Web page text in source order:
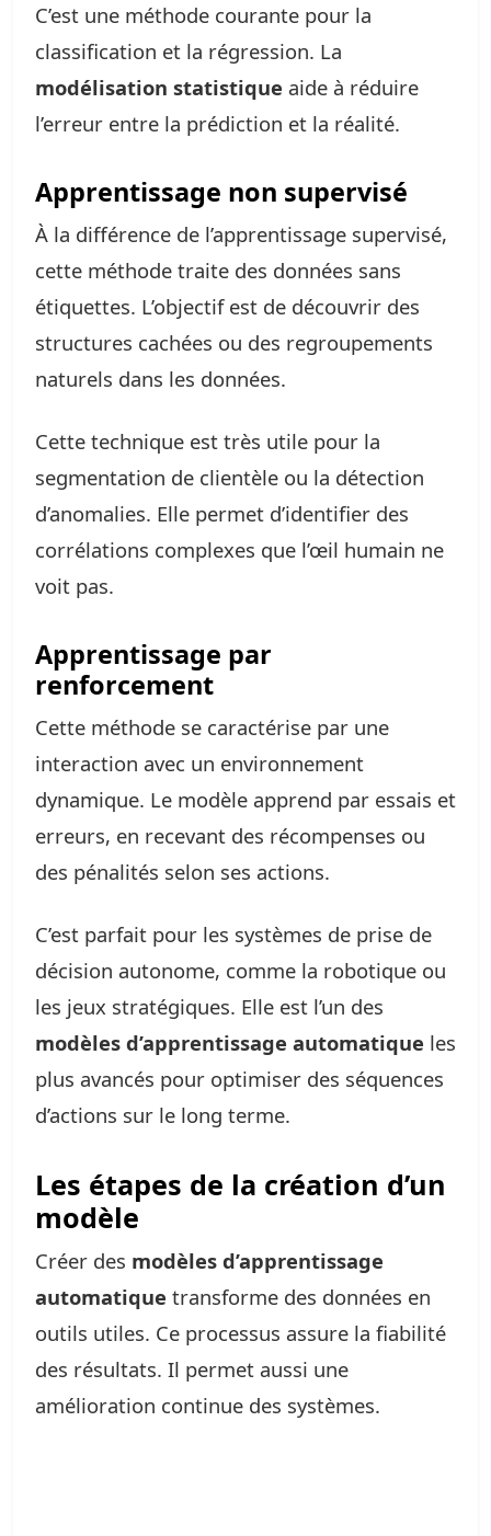
C’est une méthode courante pour la
classification et la régression. La
modélisation statistique aide à réduire
l’erreur entre la prédiction et la réalité.
Apprentissage non supervisé
À la différence de l’apprentissage supervisé,
cette méthode traite des données sans
étiquettes. L’objectif est de découvrir des
structures cachées ou des regroupements
naturels dans les données.
Cette technique est très utile pour la
segmentation de clientèle ou la détection
d’anomalies. Elle permet d’identifier des
corrélations complexes que l’œil humain ne
voit pas.
Apprentissage par
renforcement
Cette méthode se caractérise par une
interaction avec un environnement
dynamique. Le modèle apprend par essais et
erreurs, en recevant des récompenses ou
des pénalités selon ses actions.
C’est parfait pour les systèmes de prise de
décision autonome, comme la robotique ou
les jeux stratégiques. Elle est l’un des
modèles d’apprentissage automatique les
plus avancés pour optimiser des séquences
d’actions sur le long terme.
Les étapes de la création d’un
modèle
Créer des modèles d’apprentissage
automatique transforme des données en
outils utiles. Ce processus assure la fiabilité
des résultats. Il permet aussi une
amélioration continue des systèmes.